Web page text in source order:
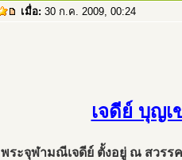
เมื่อ: 30 ก.ค. 2009, 00:24
เจดีย์ บุญเ
พระจุฬามณีเจดีย์ ตั้งอยู่ ณ สวรร